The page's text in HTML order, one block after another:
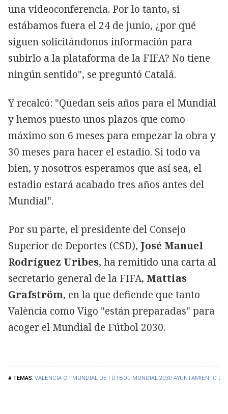
VALENCIA CF MUNDIAL DE FÚTBOL MUNDIAL 2030 AYUNTAMIENTO DE
una videoconferencia. Por lo tanto, si
estábamos fuera el 24 de junio, ¿por qué
siguen solicitándonos información para
subirlo a la plataforma de la FIFA? No tiene
ningún sentido", se preguntó Catalá.
Y recalcó: "Quedan seis años para el Mundial
y hemos puesto unos plazos que como
máximo son 6 meses para empezar la obra y
30 meses para hacer el estadio. Si todo va
bien, y nosotros esperamos que así sea, el
estadio estará acabado tres años antes del
Mundial".
Por su parte, el presidente del Consejo
Superior de Deportes (CSD), José Manuel
Rodríguez Uribes, ha remitido una carta al
secretario general de la FIFA, Mattias
Grafström, en la que defiende que tanto
València como Vigo "están preparadas" para
acoger el Mundial de Fútbol 2030.